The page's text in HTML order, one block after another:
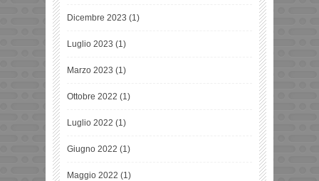
Dicembre 2023 (1)
Luglio 2023 (1)
Marzo 2023 (1)
Ottobre 2022 (1)
Luglio 2022 (1)
Giugno 2022 (1)
Maggio 2022 (1)